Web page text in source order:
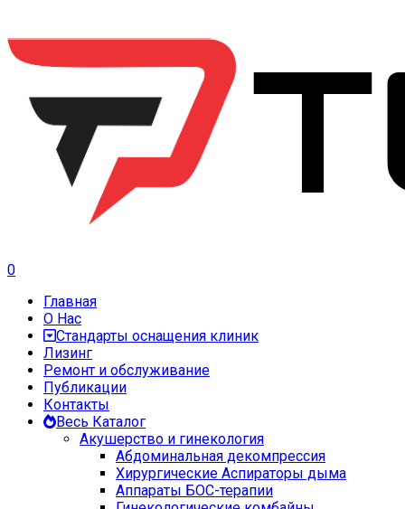
0
Главная
О Нас
Стандарты оснащения клиник
Лизинг
Ремонт и обслуживание
Публикации
Контакты
Весь Каталог
Акушерство и гинекология
Абдоминальная декомпрессия
Хирургические Аспираторы дыма
Аппараты БОС-терапии